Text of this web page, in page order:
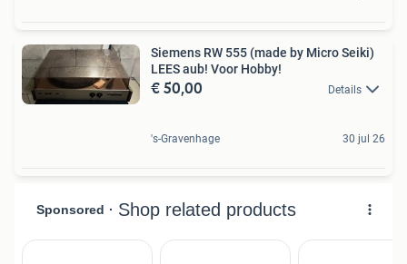
Siemens RW 555 (made by Micro Seiki)
LEES aub! Voor Hobby!
€ 50,00 Details
's-Gravenhage 30 jul 26